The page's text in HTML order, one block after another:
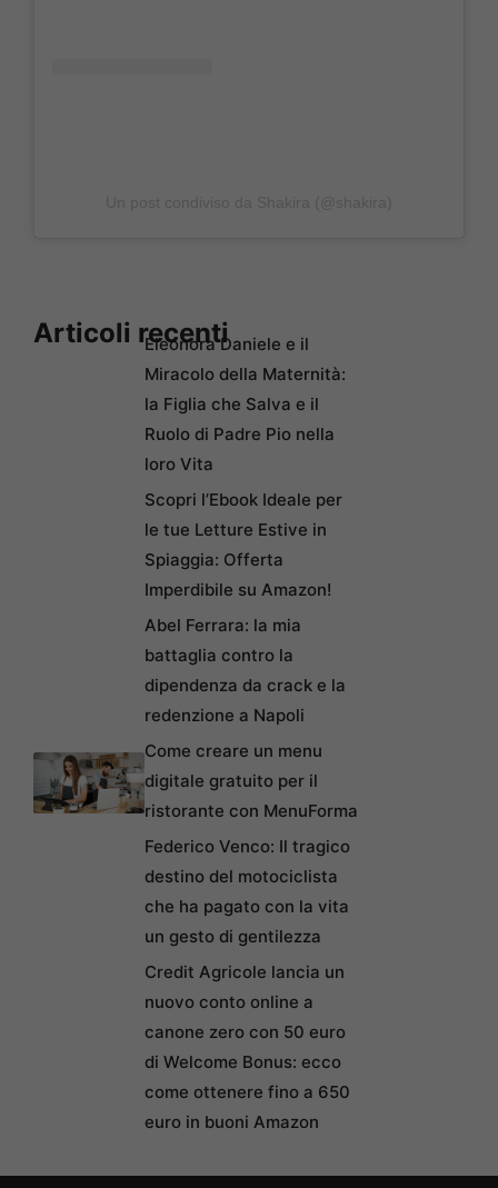
Articoli recentiEleonora Daniele e il
Miracolo della Maternità:
la Figlia che Salva e il
Ruolo di Padre Pio nella
loro Vita
Scopri l’Ebook Ideale per
le tue Letture Estive in
Spiaggia: Offerta
Imperdibile su Amazon!
Abel Ferrara: la mia
battaglia contro la
dipendenza da crack e la
redenzione a Napoli
Come creare un menu
digitale gratuito per il
ristorante con MenuForma
Federico Venco: Il tragico
destino del motociclista
che ha pagato con la vita
un gesto di gentilezza
Credit Agricole lancia un
nuovo conto online a
canone zero con 50 euro
di Welcome Bonus: ecco
come ottenere fino a 650
euro in buoni Amazon